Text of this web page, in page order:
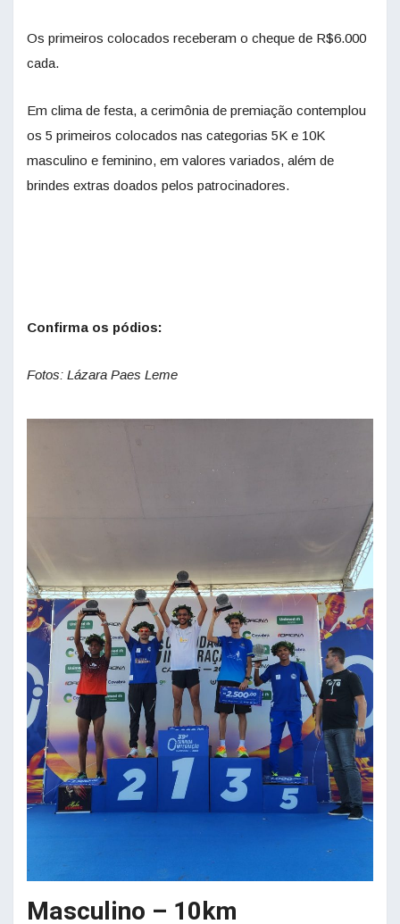
Os primeiros colocados receberam o cheque de R$6.000
cada.
Em clima de festa, a cerimônia de premiação contemplou
os 5 primeiros colocados nas categorias 5K e 10K
masculino e feminino, em valores variados, além de
brindes extras doados pelos patrocinadores.
Confirma os pódios:
Fotos: Lázara Paes Leme
Masculino – 10km